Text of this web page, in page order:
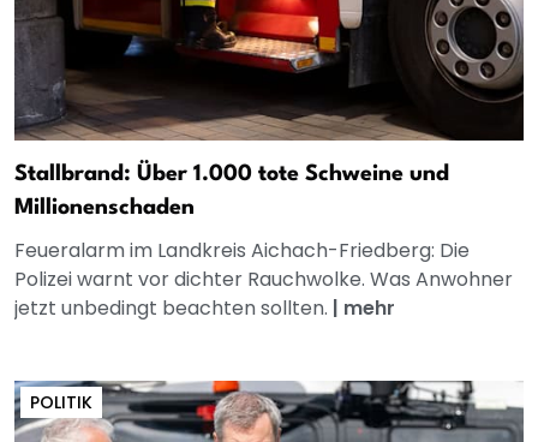
Stallbrand: Über 1.000 tote Schweine und
Millionenschaden
Feueralarm im Landkreis Aichach-Friedberg: Die
Polizei warnt vor dichter Rauchwolke. Was Anwohner
jetzt unbedingt beachten sollten. | mehr
POLITIK